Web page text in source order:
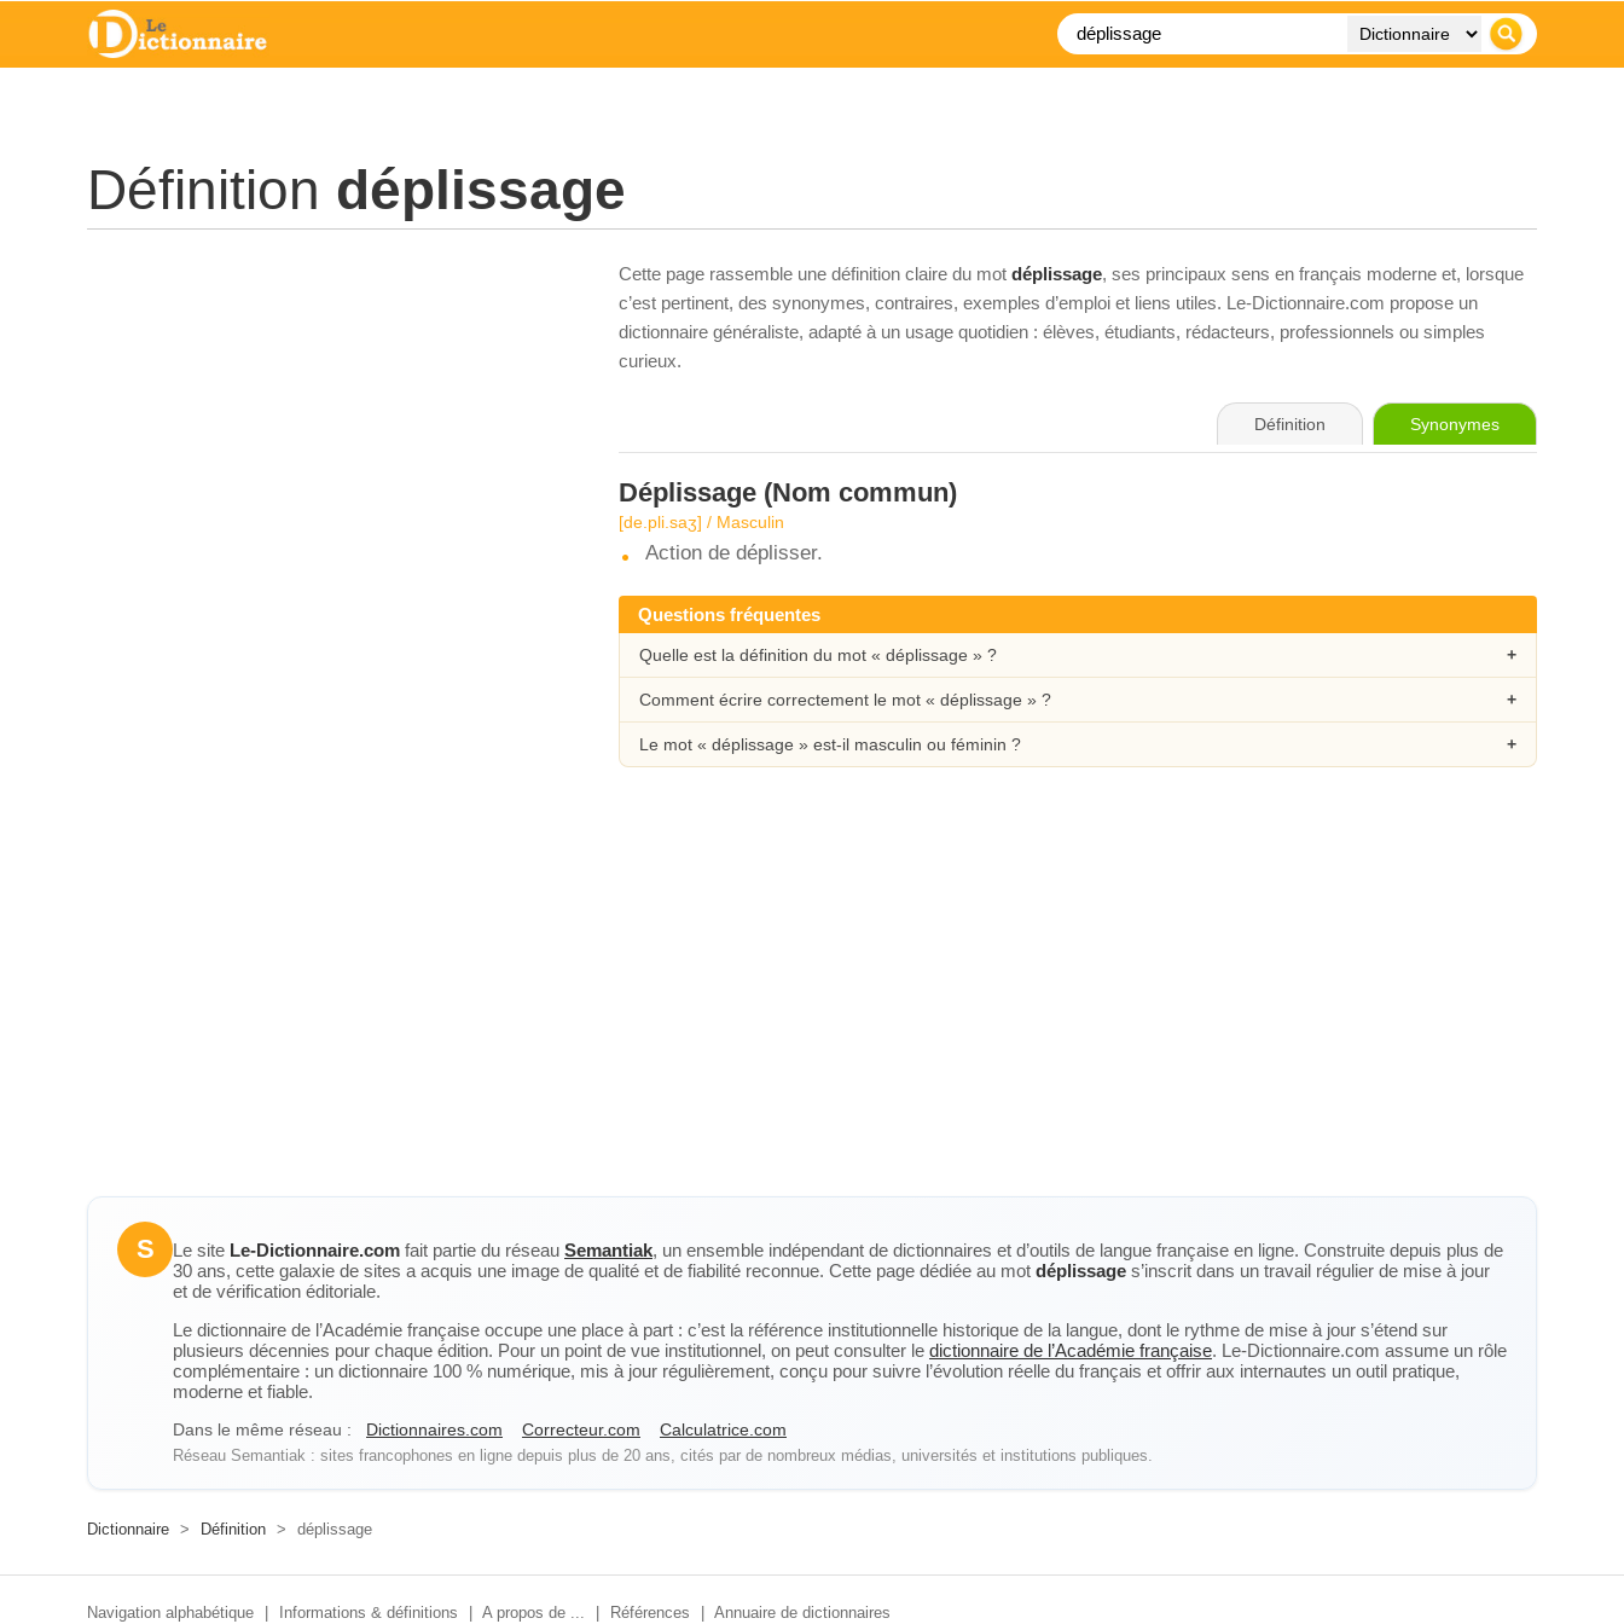
Définition déplissage
Cette page rassemble une définition claire du mot déplissage, ses principaux sens en français moderne et, lorsque
c’est pertinent, des synonymes, contraires, exemples d’emploi et liens utiles. Le-Dictionnaire.com propose un
dictionnaire généraliste, adapté à un usage quotidien : élèves, étudiants, rédacteurs, professionnels ou simples
curieux.
Définition Synonymes
Déplissage (Nom commun)
[de.pli.saʒ] / Masculin
Action de déplisser.
Questions fréquentes
Quelle est la définition du mot « déplissage » ?
Comment écrire correctement le mot « déplissage » ?
Le mot « déplissage » est-il masculin ou féminin ?
S Le site Le-Dictionnaire.com fait partie du réseau Semantiak, un ensemble indépendant de dictionnaires et d’outils de langue française en ligne. Construite depuis plus de
30 ans, cette galaxie de sites a acquis une image de qualité et de fiabilité reconnue. Cette page dédiée au mot déplissage s’inscrit dans un travail régulier de mise à jour
et de vérification éditoriale.
Le dictionnaire de l’Académie française occupe une place à part : c’est la référence institutionnelle historique de la langue, dont le rythme de mise à jour s’étend sur
plusieurs décennies pour chaque édition. Pour un point de vue institutionnel, on peut consulter le dictionnaire de l’Académie française. Le-Dictionnaire.com assume un rôle
complémentaire : un dictionnaire 100 % numérique, mis à jour régulièrement, conçu pour suivre l’évolution réelle du français et offrir aux internautes un outil pratique,
moderne et fiable.
Dans le même réseau : Dictionnaires.com Correcteur.com Calculatrice.com
Réseau Semantiak : sites francophones en ligne depuis plus de 20 ans, cités par de nombreux médias, universités et institutions publiques.
Dictionnaire > Définition > déplissage
Navigation alphabétique Informations & définitions A propos de ... Références Annuaire de dictionnaires